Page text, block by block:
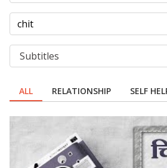
ALL RELATIONSHIP SELF